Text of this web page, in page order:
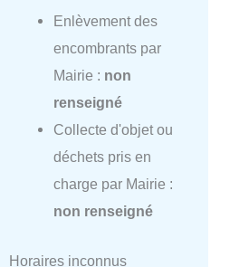
Enlèvement des
encombrants par
Mairie : non
renseigné
Collecte d'objet ou
déchets pris en
charge par Mairie :
non renseigné
Horaires inconnus